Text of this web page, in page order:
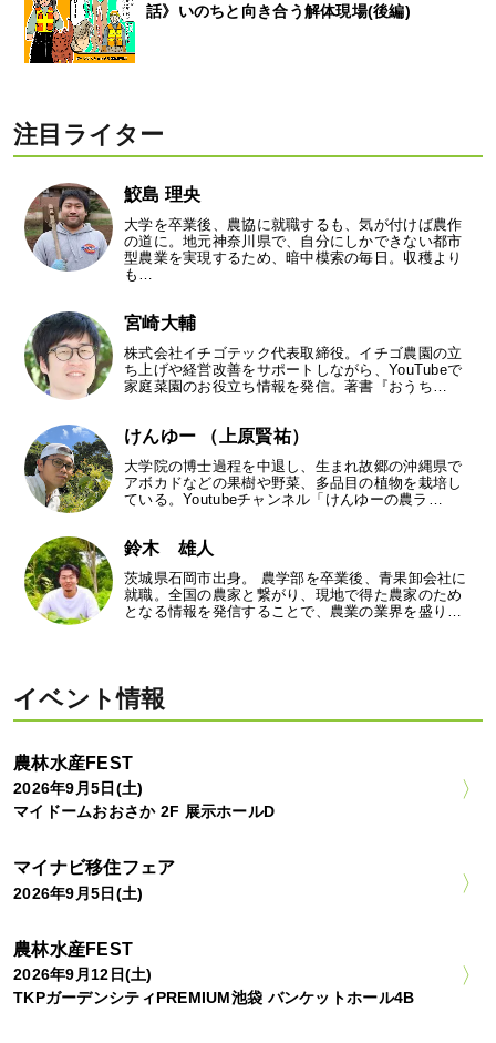
話》いのちと向き合う解体現場(後編)
注目ライター
鮫島 理央
大学を卒業後、農協に就職するも、気が付けば農作
の道に。地元神奈川県で、自分にしかできない都市
型農業を実現するため、暗中模索の毎日。収穫より
も…
宮崎大輔
株式会社イチゴテック代表取締役。イチゴ農園の立
ち上げや経営改善をサポートしながら、YouTubeで
家庭菜園のお役立ち情報を発信。著書『おうち…
けんゆー （上原賢祐）
大学院の博士過程を中退し、生まれ故郷の沖縄県で
アボカドなどの果樹や野菜、多品目の植物を栽培し
ている。Youtubeチャンネル「けんゆーの農ラ…
鈴木 雄人
茨城県石岡市出身。 農学部を卒業後、青果卸会社に
就職。全国の農家と繋がり、現地で得た農家のため
となる情報を発信することで、農業の業界を盛り…
イベント情報
農林水産FEST
2026年9月5日(土)
マイドームおおさか 2F 展示ホールD
マイナビ移住フェア
2026年9月5日(土)
農林水産FEST
2026年9月12日(土)
TKPガーデンシティPREMIUM池袋 バンケットホール4B